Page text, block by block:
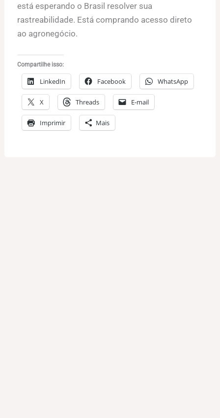
está esperando o Brasil resolver sua
rastreabilidade. Está comprando acesso direto
ao agronegócio.
Compartilhe isso:
LinkedIn Facebook WhatsApp
X Threads E-mail
Imprimir Mais